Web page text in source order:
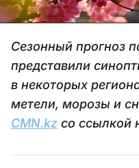
Сезонный прогноз
представили
в некоторых
метели, морозы и
CMN.kz со ссылкой